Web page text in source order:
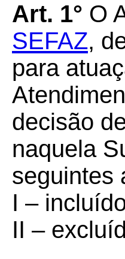
Art. 1° O
SEFAZ,
para
decisão
naquela
seguintes
I –
II –